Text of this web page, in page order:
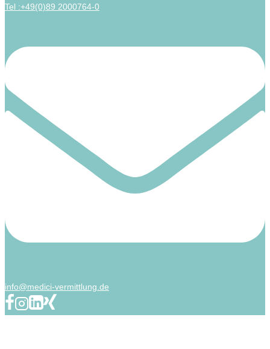
Tel :+49(0)89 2000764-0
info@medici-vermittlung.de